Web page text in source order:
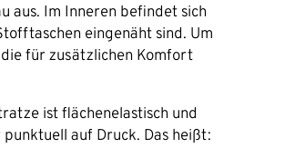
aus. Im Inneren befindet sich
eingenäht sind. Um
für zusätzlichen Komfort
ist flächenelastisch und
auf Druck. Das heißt: